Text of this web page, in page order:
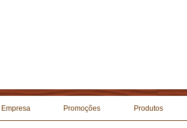
Empresa Promoções Produtos